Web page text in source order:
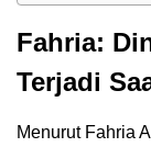
Fahria:
Terjadi
Menurut Fahria